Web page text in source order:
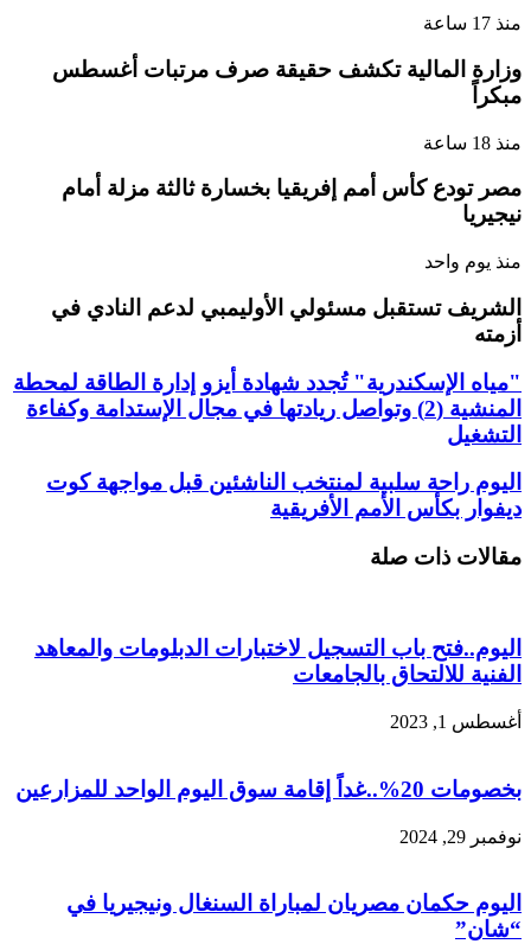
منذ 17 ساعة
وزارة المالية تكشف حقيقة صرف مرتبات أغسطس
مبكراً
منذ 18 ساعة
مصر تودع كأس أمم إفريقيا بخسارة ثالثة مزلة أمام
نيجيريا
منذ يوم واحد
الشريف تستقبل مسئولي الأوليمبي لدعم النادي في
أزمته
"مياه الإسكندرية" تُجدد شهادة أيزو إدارة الطاقة لمحطة
المنشية (2) وتواصل ريادتها في مجال الإستدامة وكفاءة
التشغيل
اليوم راحة سلبية لمنتخب الناشئين قبل مواجهة كوت
ديفوار بكأس الأمم الأفريقية
مقالات ذات صلة
اليوم..فتح باب التسجيل لاختبارات الدبلومات والمعاهد
الفنية للالتحاق بالجامعات
أغسطس 1, 2023
بخصومات 20%..غداً إقامة سوق اليوم الواحد للمزارعين
نوفمبر 29, 2024
اليوم حكمان مصريان لمباراة السنغال ونيجيريا في
“شان”